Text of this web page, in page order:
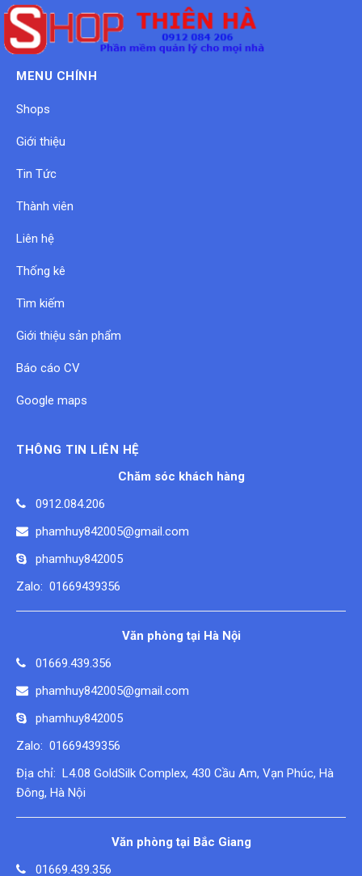
MENU CHÍNH
Shops
Giới thiệu
Tin Tức
Thành viên
Liên hệ
Thống kê
Tìm kiếm
Giới thiệu sản phẩm
Báo cáo CV
Google maps
THÔNG TIN LIÊN HỆ
Chăm sóc khách hàng
0912.084.206
phamhuy842005@gmail.com
phamhuy842005
Zalo: 01669439356
Văn phòng tại Hà Nội
01669.439.356
phamhuy842005@gmail.com
phamhuy842005
Zalo: 01669439356
Địa chỉ: L4.08 GoldSilk Complex, 430 Cầu Am, Vạn Phúc, Hà
Đông, Hà Nội
Văn phòng tại Bắc Giang
01669.439.356